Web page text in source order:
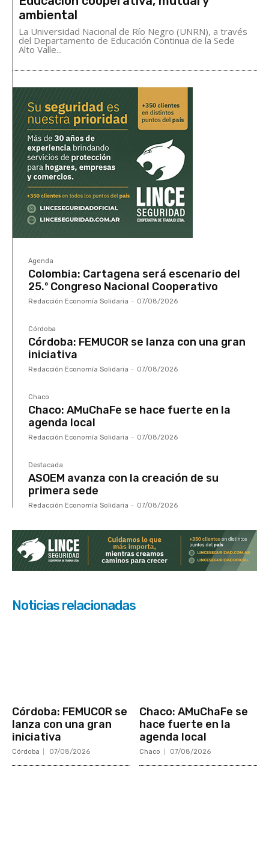
ambiental
La Universidad Nacional de Río Negro (UNRN), a través
del Departamento de Educación Continua de la Sede
Alto Valle...
Agenda
Colombia: Cartagena será escenario del
25.º Congreso Nacional Cooperativo
Redacción Economía Solidaria - 07/08/2026
Córdoba
Córdoba: FEMUCOR se lanza con una gran
iniciativa
Redacción Economía Solidaria - 07/08/2026
Chaco
Chaco: AMuChaFe se hace fuerte en la
agenda local
Redacción Economía Solidaria - 07/08/2026
Destacada
ASOEM avanza con la creación de su
primera sede
Redacción Economía Solidaria - 07/08/2026
Noticias relacionadas
Córdoba: FEMUCOR se
lanza con una gran
iniciativa
Córdoba 07/08/2026
Chaco: AMuChaFe se
hace fuerte en la
agenda local
Chaco 07/08/2026